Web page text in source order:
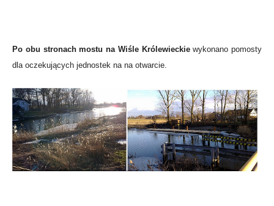
Po obu stronach mostu na Wiśle Królewieckiewykonano pomosty
dla oczekujących jednostek na na otwarcie.